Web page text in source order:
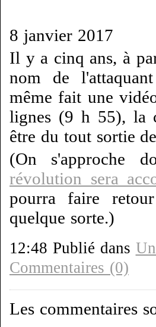
8 janvier 2017
Il y a cinq ans, à
nom de
même fait une
lignes (9 h 55), la
être du tout sortie
(On s'approche
révolution sera
pourra faire
quelque sorte.)
12:48 Publié dans
Commentaires (0)
Les commentaires